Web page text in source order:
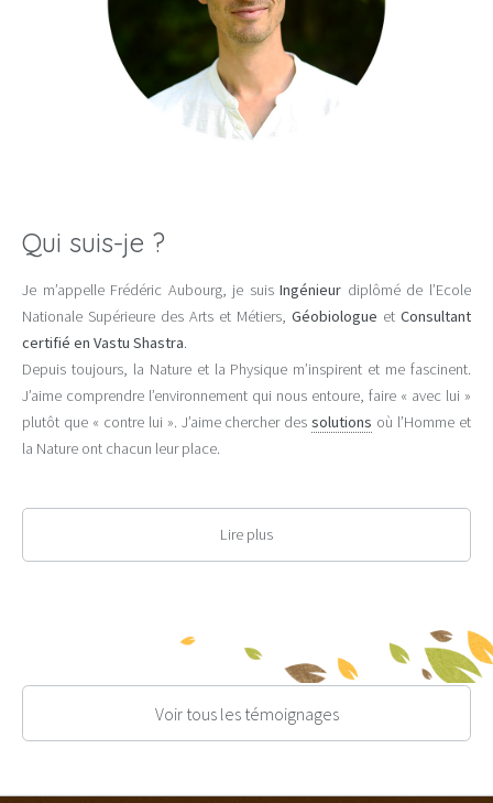
Qui suis-je ?
Je m’appelle Frédéric Aubourg, je suisIngénieur diplômé de l’Ecole
Nationale Supérieure des Arts et Métiers, Géobiologue et Consultant
certifié en Vastu Shastra.
Depuis toujours, la Nature et la Physique m’inspirent et me fascinent.
J’aime comprendre l’environnement qui nous entoure, faire « avec lui »
plutôt que « contre lui ». J’aime chercher dessolutions où l’Homme et
la Nature ont chacun leur place.
formations en Éco-construction, en Géobiologie, en Vastu Shastra et
diagnostic professionnel
Diagnostic Vastu ,Consultation Vastu,
Marma thérapie, …)
Pour plus d’informations sur mon parcours, rendez-vous sur la page
Voir tous les témoignages